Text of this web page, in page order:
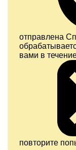
отправлена
вами в
повторите